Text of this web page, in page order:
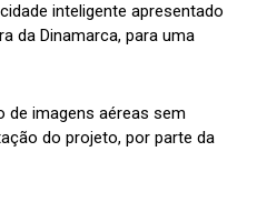
inteligente apresentado
da Dinamarca, para uma
de imagens aéreas sem
do projeto, por parte da